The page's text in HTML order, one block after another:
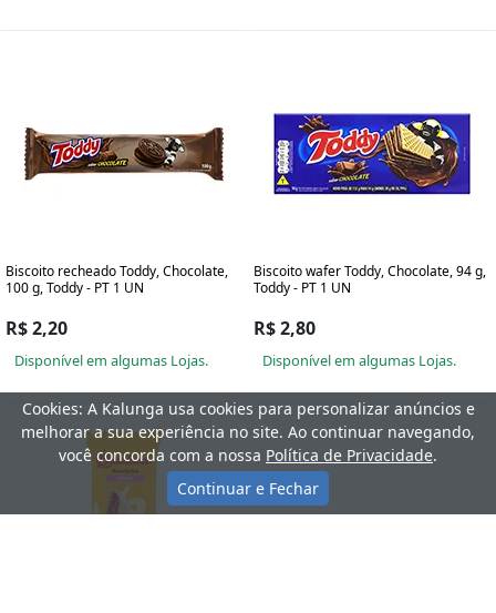
Biscoito recheado Toddy, Chocolate,
100 g, Toddy - PT 1 UN
R$ 2,20
Disponível em algumas Lojas.
Biscoito wafer Toddy, Chocolate, 94 g,
Toddy - PT 1 UN
R$ 2,80
Disponível em algumas Lojas.
Cookies: A Kalunga usa cookies para personalizar anúncios e
melhorar a sua experiência no site. Ao continuar navegando,
você concorda com a nossa Política de Privacidade.
Continuar e Fechar